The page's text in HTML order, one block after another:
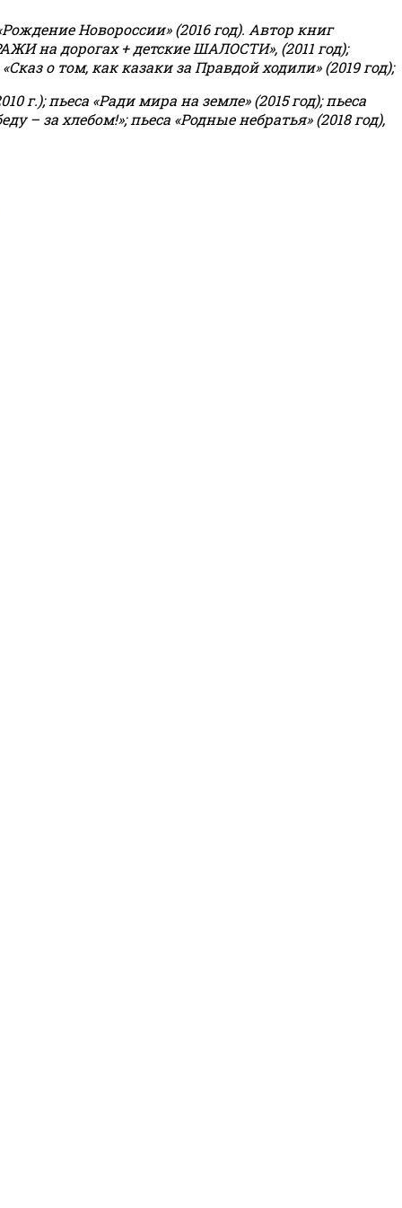
Новороссии» (2016 год). Автор книг
на дорогах + детские ШАЛОСТИ», (2011 год);
о том, как казаки за Правдой ходили» (2019 год);
г.); пьеса «Ради мира на земле» (2015 год); пьеса
– за хлебом!»;пьеса «Родные небратья» (2018 год),